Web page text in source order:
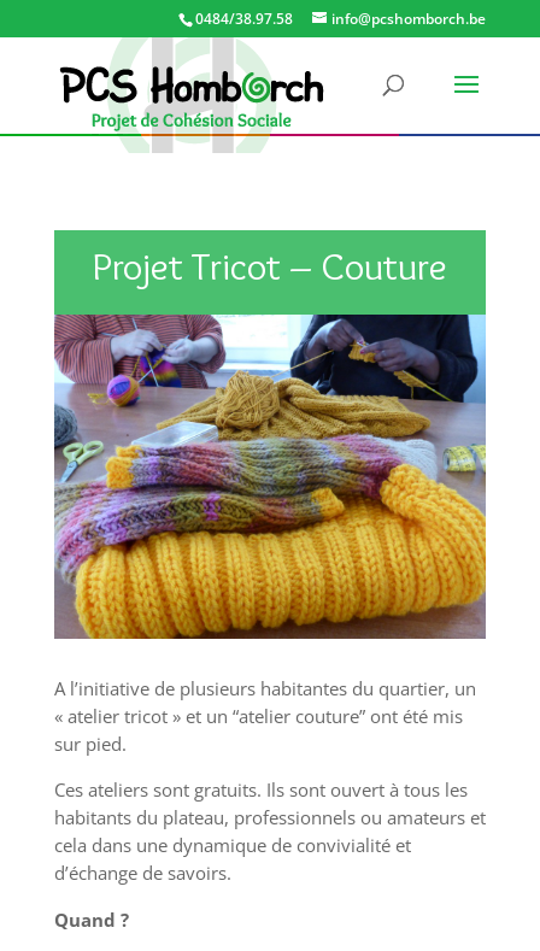
0484/38.97.58 info@pcshomborch.be
Projet Tricot – Couture
A l’initiative de plusieurs habitantes du quartier, un
« atelier tricot » et un “atelier couture” ont été mis
sur pied.
Ces ateliers sont gratuits. Ils sont ouvert à tous les
habitants du plateau, professionnels ou amateurs et
cela dans une dynamique de convivialité et
d’échange de savoirs.
Quand ?